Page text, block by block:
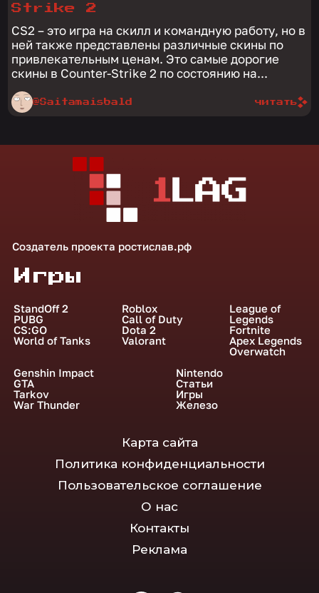
Strike 2
CS2 – это игра на скилл и командную работу, но в
ней также представлены различные скины по
привлекательным ценам. Это самые дорогие
скины в Counter-Strike 2 по состоянию на...
@Saitamaisbald читать
Создатель проекта ростислав.рф
Игры
StandOff 2
PUBG
CS:GO
World of Tanks
Roblox
Call of Duty
Dota 2
Valorant
League of
Legends
Fortnite
Apex Legends
Overwatch
Genshin Impact
GTA
Tarkov
War Thunder
Nintendo
Статьи
Игры
Железо
Карта сайта
Политика конфиденциальности
Пользовательское соглашение
О нас
Контакты
Реклама